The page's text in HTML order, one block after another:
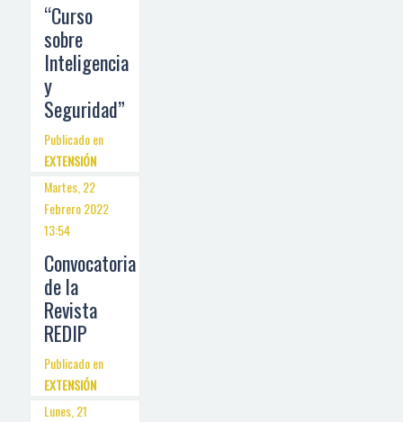
“Curso
sobre
Inteligencia
y
Seguridad”
Publicado en
EXTENSIÓN
Martes, 22
Febrero 2022
13:54
Convocatoria
de la
Revista
REDIP
Publicado en
EXTENSIÓN
Lunes, 21